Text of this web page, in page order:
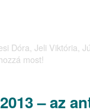
Dóra, Jeli Viktória,
most!
– az